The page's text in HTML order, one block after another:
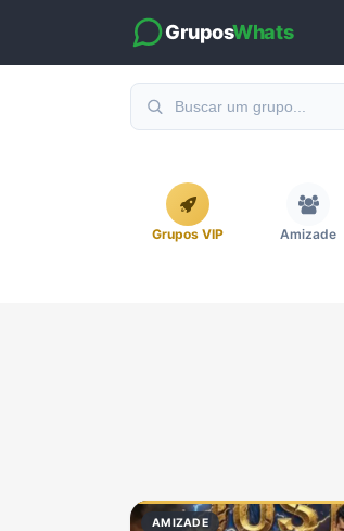
GruposWhats
Grupos VIP Amizade
Política Profissões
AMIZADE